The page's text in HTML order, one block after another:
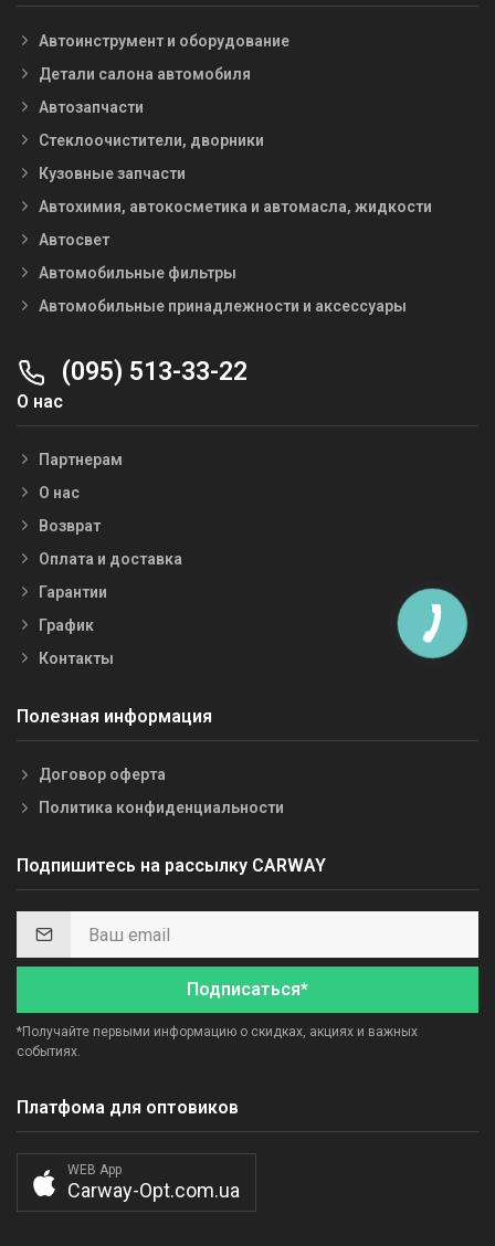
Автоинструмент и оборудование
Детали салона автомобиля
Автозапчасти
Стеклоочистители, дворники
Кузовные запчасти
Автохимия, автокосметика и автомасла, жидкости
Автосвет
Автомобильные фильтры
Автомобильные принадлежности и аксессуары
(095) 513-33-22
О нас
Партнерам
О нас
Возврат
Оплата и доставка
Гарантии
График
Контакты
Полезная информация
Договор оферта
Политика конфиденциальности
Подпишитесь на рассылку CARWAY
Подписаться*
*Получайте первыми информацию о скидках, акциях и важных
событиях.
Платфома для оптовиков
WEB App
Carway-Opt.com.ua